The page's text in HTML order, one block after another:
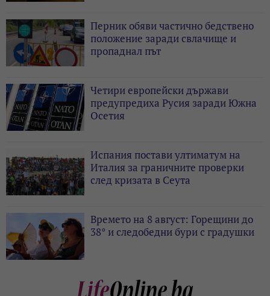
Перник обяви частично бедствено
положение заради свлачище и
пропаднал път
Четири европейски държави
предупредиха Русия заради Южна
Осетия
Испания постави ултиматум на
Италия за граничните проверки
след кризата в Сеута
Времето на 8 август: Горещини до
38° и следобедни бури с градушки